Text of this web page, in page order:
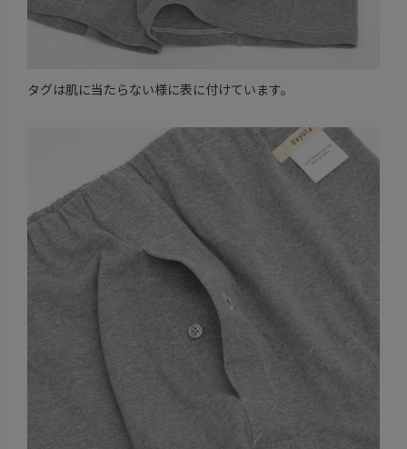
タグは肌に当たらない様に表に付けています。